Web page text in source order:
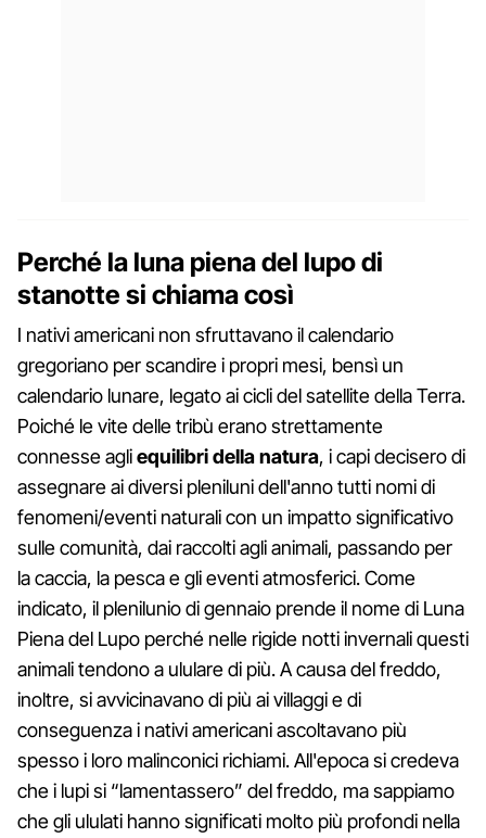
Perché la luna piena del lupo di
stanotte si chiama così
I nativi americani non sfruttavano il calendario
gregoriano per scandire i propri mesi, bensì un
calendario lunare, legato ai cicli del satellite della Terra.
Poiché le vite delle tribù erano strettamente
connesse agliequilibri della natura, i capi decisero di
assegnare ai diversi pleniluni dell'anno tutti nomi di
fenomeni/eventi naturali con un impatto significativo
sulle comunità, dai raccolti agli animali, passando per
la caccia, la pesca e gli eventi atmosferici. Come
indicato, il plenilunio di gennaio prende il nome di Luna
Piena del Lupo perché nelle rigide notti invernali questi
animali tendono a ululare di più. A causa del freddo,
inoltre, si avvicinavano di più ai villaggi e di
conseguenza i nativi americani ascoltavano più
spesso i loro malinconici richiami. All'epoca si credeva
che i lupi si “lamentassero” del freddo, ma sappiamo
che gli ululati hanno significati molto più profondi nella